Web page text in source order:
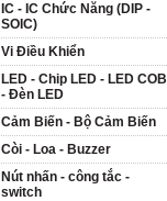
IC - IC Chức Năng (DIP -
SOIC)
Vi Điều Khiển
LED - Chip LED - LED COB
- Đèn LED
Cảm Biến - Bộ Cảm Biến
Còi - Loa - Buzzer
Nút nhấn - công tắc -
switch